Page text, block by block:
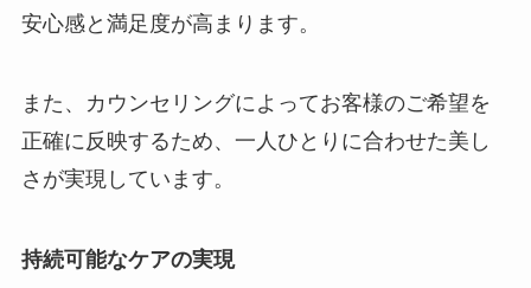
安心感と満足度が高まります。
また、カウンセリングによってお客様のご希望を
正確に反映するため、一人ひとりに合わせた美し
さが実現しています。
持続可能なケアの実現